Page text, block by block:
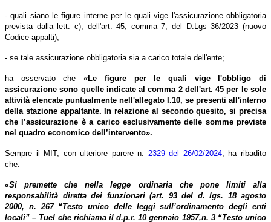
- quali siano le figure interne per le quali vige l'assicurazione obbligatoria
prevista dalla lett. c), dell'art. 45, comma 7, del D.Lgs 36/2023(nuovo
Codice appalti);
- se tale assicurazione obbligatoria sia a carico totale dell'ente;
ha osservato che«Le figure per le quali vige l'obbligo di
assicurazione sono quelle indicate al comma 2 dell'art. 45 per le sole
attività elencate puntualmente nell'allegato I.10, se presenti all'interno
della stazione appaltante. In relazione al secondo quesito, si precisa
che l’assicurazione è a carico esclusivamente delle somme previste
nel quadro economico dell’intervento».
Sempre il MIT, con ulteriore parere n. 2329 del 26/02/2024, ha ribadito
che:
«Si premette che nella legge ordinaria che pone limiti alla
responsabilità diretta dei funzionari (art. 93 del d. lgs. 18 agosto
2000, n. 267 “Testo unico delle leggi sull’ordinamento degli enti
locali” – Tuel che richiama il d.p.r. 10 gennaio 1957,n. 3 “Testo unico